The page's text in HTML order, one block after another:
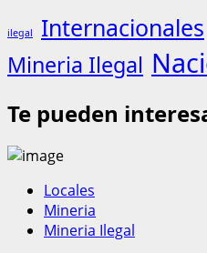
ilegal Internacionales
Mineria Ilegal
Te pueden
Locales
Mineria
Mineria Ilegal